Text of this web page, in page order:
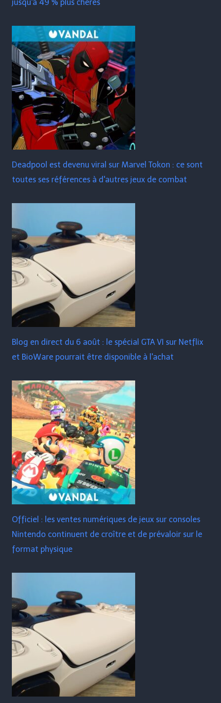
jusqu'à 49 % plus chères
Deadpool est devenu viral sur Marvel Tokon : ce sont
toutes ses références à d'autres jeux de combat
Blog en direct du 6 août : le spécial GTA VI sur Netflix
et BioWare pourrait être disponible à l'achat
Officiel : les ventes numériques de jeux sur consoles
Nintendo continuent de croître et de prévaloir sur le
format physique